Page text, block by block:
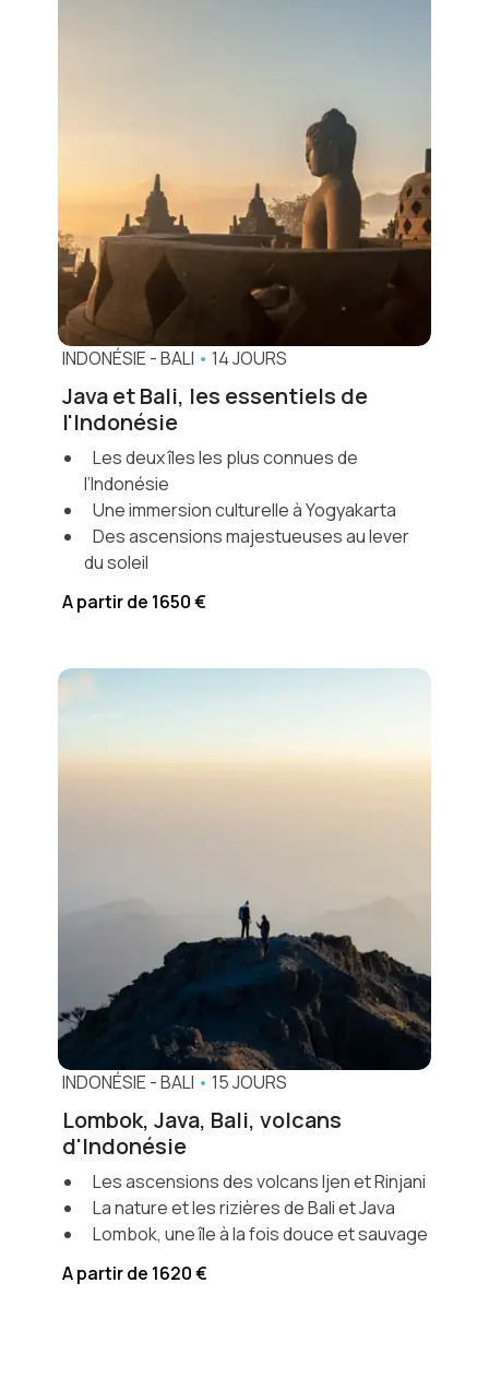
INDONÉSIE -BALI • 14 JOURS
Java et Bali, les essentiels de
l'Indonésie
Les deux îles les plus connues de
l’Indonésie
Une immersion culturelle à Yogyakarta
Des ascensions majestueuses au lever
du soleil
A partir de 1650 €
INDONÉSIE -BALI • 15 JOURS
Lombok, Java, Bali, volcans
d'Indonésie
Les ascensions des volcans Ijen et Rinjani
La nature et les rizières de Bali et Java
Lombok, une île à la fois douce et sauvage
A partir de 1620 €